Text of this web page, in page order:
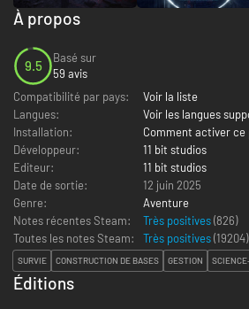
À propos
9.5
Basé sur
59 avis
Compatibilité par pays:
Voir la liste
Langues:
Voir les langues
Installation:
Comment activer ce
Développeur:
11 bit studios
Editeur:
11 bit studios
Date de sortie:
12 juin 2025
Genre:
Aventure
Notes récentes Steam:
Très positives(826)
Toutes les notes Steam:
Très positives(19204)
SURVIE CONSTRUCTION DE BASES GESTION
Éditions